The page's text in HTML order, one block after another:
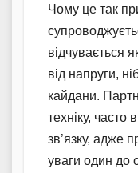
Чому це так
відчувається
від напруги,
кайдани.
техніку, часто
зв’язку, адже
уваги один до